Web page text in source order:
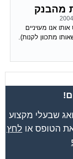
מהבנק
אנו מעויניים
מתכוון לקנות).
שבעלי מקצוע
את הטופס או לחץ